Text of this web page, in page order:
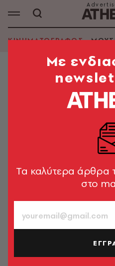
ΚΙΝΗΜΑΤΟΓΡΑΦΟΣ
ΚΙΝΗΜΑΤΟΓΡΑΦΟΣ
Botox και fillers
Χόλιγουντ: Ποιοι
μπορούν να
Τα κινηματογραφικά
Mε
Tα καλύτερα άρθρα
στο